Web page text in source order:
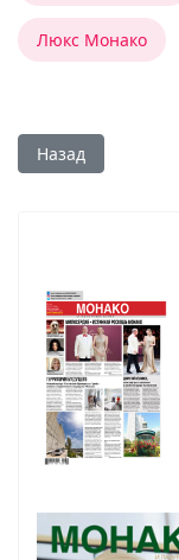
Люкс Монако
Предыдущий:
Назад